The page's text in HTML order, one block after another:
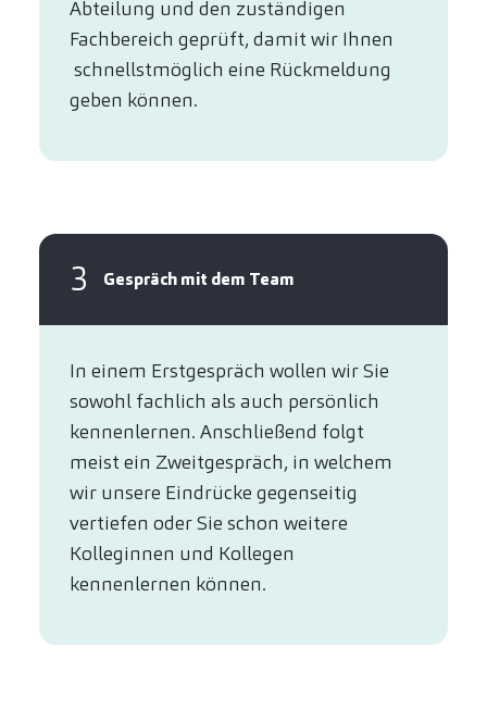
Abteilung und den zuständigen
Fachbereich geprüft, damit wir Ihnen
schnellstmöglich eine Rückmeldung
geben können.
3 Gespräch mit dem Team
In einem Erstgespräch wollen wir Sie
sowohl fachlich als auch persönlich
kennenlernen. Anschließend folgt
meist ein Zweitgespräch, in welchem
wir unsere Eindrücke gegenseitig
vertiefen oder Sie schon weitere
Kolleginnen und Kollegen
kennenlernen können.